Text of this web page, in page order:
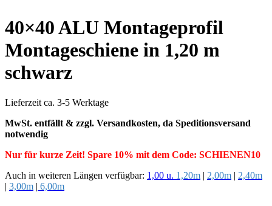
40×40 ALU Montageprofil
Montageschiene in 1,20 m
schwarz
Lieferzeit ca. 3-5 Werktage
MwSt. entfällt & zzgl. Versandkosten, da Speditionsversand
notwendig
Nur für kurze Zeit! Spare 10% mit dem Code: SCHIENEN10
Auch in weiteren Längen verfügbar: 1,00 u. 1,20m | 2,00m | 2,40m
| 3,00m | 6,00m